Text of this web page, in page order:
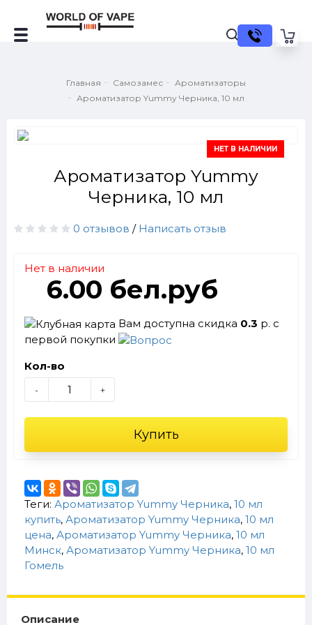
Главная Самозамес
Ароматизаторы
Ароматизатор Yummy Черника, 10 мл
НЕТ В НАЛИЧИИ
Ароматизатор Yummy
Черника, 10 мл
0 отзывов / Написать отзыв
Нет в наличии
6.00 бел.руб
Вам доступна скидка 0.3 р. с
первой покупки
Кол-во
- +
Купить
Теги: Ароматизатор Yummy Черника, 10 мл
купить, Ароматизатор Yummy Черника, 10 мл
цена, Ароматизатор Yummy Черника, 10 мл
Минск, Ароматизатор Yummy Черника, 10 мл
Гомель
Описание